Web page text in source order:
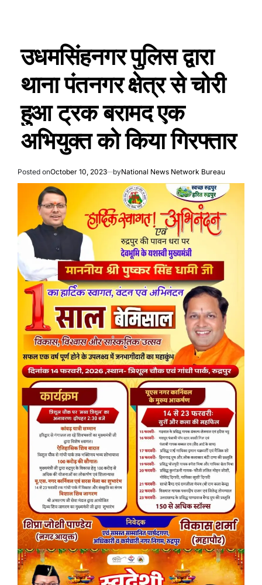
उधमसिंहनगर पुलिस द्वारा
थाना पंतनगर क्षेत्र से चोरी
हुआ ट्रक बरामद एक
अभियुक्त को किया गिरफ्तार
Posted onOctober 10, 2023 byNational News Network Bureau